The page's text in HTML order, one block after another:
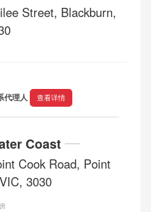
Street, Blackburn,
代理人 查看详情
Coast
Cook Road, Point
3030